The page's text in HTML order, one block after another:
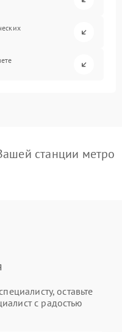
станции метро
оставьте
с радостью